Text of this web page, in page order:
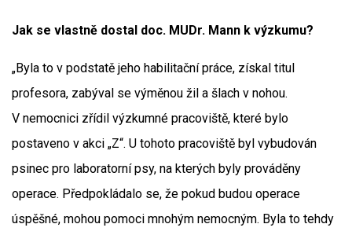
Jak se vlastně dostal doc. MUDr. Mann k výzkumu?
„Byla to v podstatě jeho habilitační práce, získal titul
profesora, zabýval se výměnou žil a šlach v nohou.
V nemocnici zřídil výzkumné pracoviště, které bylo
postaveno v akci „Z“. U tohoto pracoviště byl vybudován
psinec pro laboratorní psy, na kterých byly prováděny
operace. Předpokládalo se, že pokud budou operace
úspěšné, mohou pomoci mnohým nemocným. Byla to tehdy